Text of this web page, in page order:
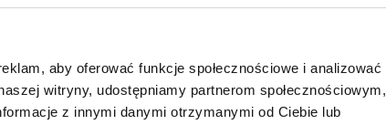
aby oferować funkcje społecznościowe i analizować
witryny, udostępniamy partnerom społecznościowym,
z innymi danymi otrzymanymi od Ciebie lub
SPECJALISTĘ